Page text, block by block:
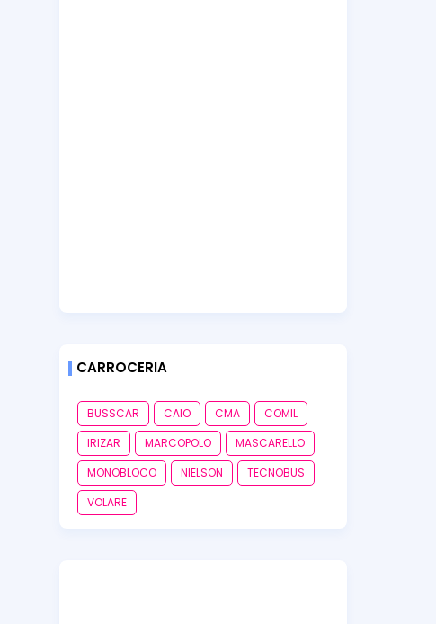
CARROCERIA
BUSSCAR CAIO CMA
COMIL
IRIZAR
MARCOPOLO
MASCARELLO
MONOBLOCO
NIELSON
TECNOBUS
VOLARE